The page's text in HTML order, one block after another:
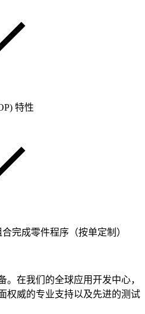
特性
完成零件程序（按单定制）
。在我们的全球应用开发中心，
权威的专业支持以及先进的测试